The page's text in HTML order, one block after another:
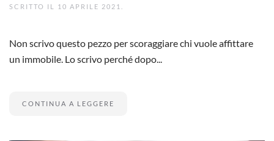
SCRITTO IL 10 APRILE 2021
Non scrivo questo pezzo per scoraggiare chi vuole affittare
un immobile. Lo scrivo perché dopo...
CONTINUA A LEGGERE